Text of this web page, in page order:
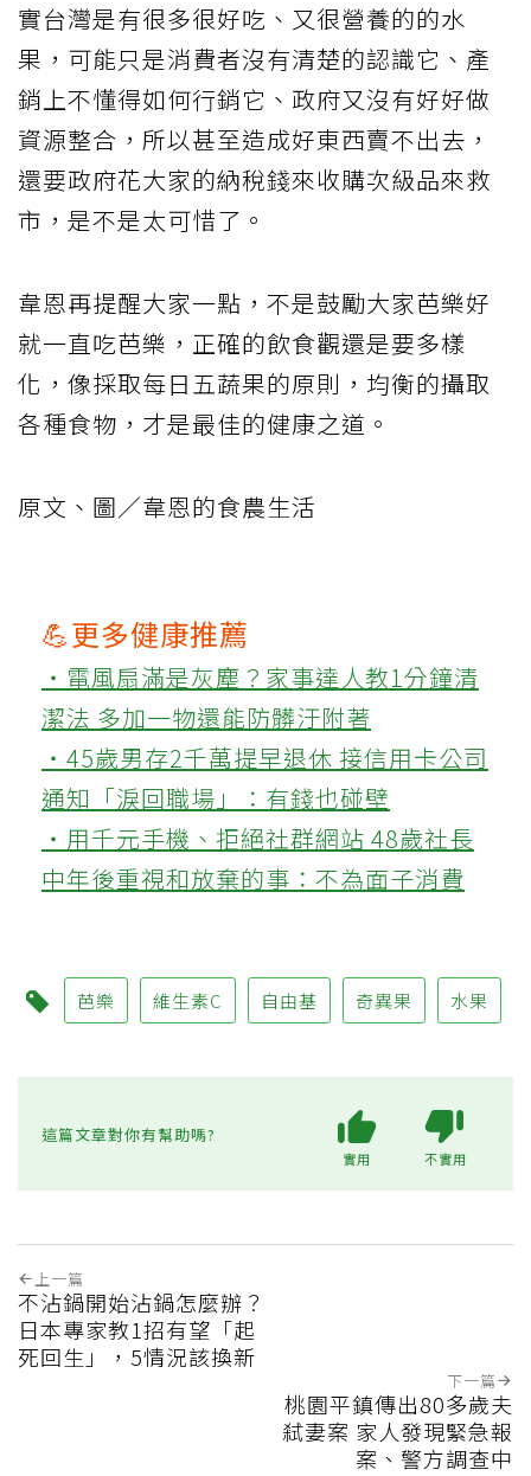
實台灣是有很多很好吃、又很營養的的水
果，可能只是消費者沒有清楚的認識它、產
銷上不懂得如何行銷它、政府又沒有好好做
資源整合，所以甚至造成好東西賣不出去，
還要政府花大家的納稅錢來收購次級品來救
市，是不是太可惜了。
韋恩再提醒大家一點，不是鼓勵大家芭樂好
就一直吃芭樂，正確的飲食觀還是要多樣
化，像採取每日五蔬果的原則，均衡的攝取
各種食物，才是最佳的健康之道。
原文、圖／韋恩的食農生活
💪更多健康推薦
‧電風扇滿是灰塵？家事達人教1分鐘清
潔法 多加一物還能防髒汙附著
‧45歲男存2千萬提早退休 接信用卡公司
通知「淚回職場」：有錢也碰壁
‧用千元手機、拒絕社群網站 48歲社長
中年後重視和放棄的事：不為面子消費
芭樂 維生素C 自由基 奇異果 水果
這篇文章對你有幫助嗎?
實用 不實用
上一篇
不沾鍋開始沾鍋怎麼辦？
日本專家教1招有望「起
死回生」，5情況該換新
下一篇
桃園平鎮傳出80多歲夫
弒妻案 家人發現緊急報
案、警方調查中